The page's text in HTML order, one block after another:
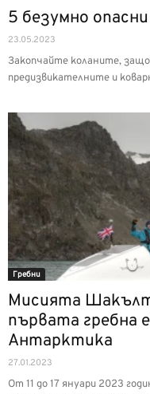
5 безумно
23.05.2023
Закопчайте коланите,
предизвикателните и
Гребни
Мисията
първата гребна
Антарктика
27.01.2023
От 11 до 17 януари 2023